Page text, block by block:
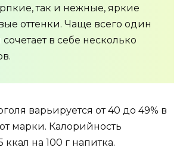
так и нежные, яркие
оттенки. Чаще всего один
в себе несколько
варьируется от 40 до 49% в
марки. Калорийность
на 100 г напитка.